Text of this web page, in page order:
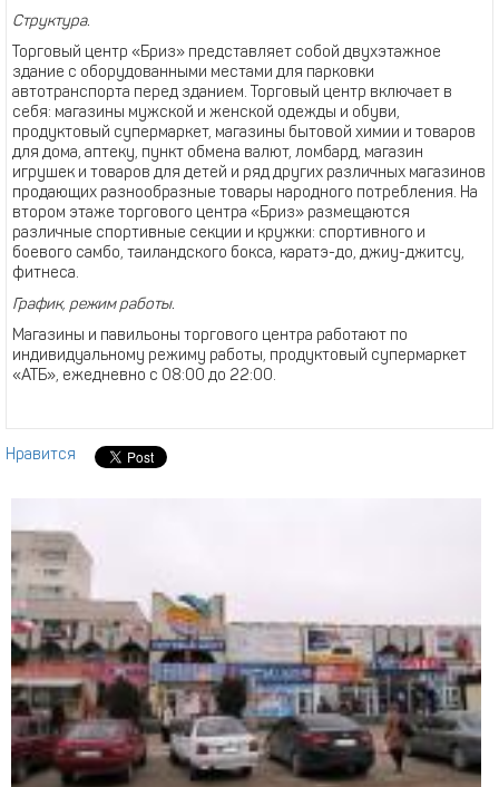
Структура.
Торговый центр «Бриз» представляет собой двухэтажное
здание с оборудованными местами для парковки
автотранспорта перед зданием. Торговый центр включает в
себя: магазины мужской и женской одежды и обуви,
продуктовый супермаркет, магазины бытовой химии и товаров
для дома, аптеку, пункт обмена валют, ломбард, магазин
игрушек и товаров для детей и ряд других различных магазинов
продающих разнообразные товары народного потребления. На
втором этаже торгового центра «Бриз» размещаются
различные спортивные секции и кружки: спортивного и
боевого самбо, таиландского бокса, каратэ-до, джиу-джитсу,
фитнеса.
График, режим работы.
Магазины и павильоны торгового центра работают по
индивидуальному режиму работы, продуктовый супермаркет
«АТБ», ежедневно с 08:00 до 22:00.
Нравится